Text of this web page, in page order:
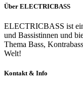
Über ELECTRICBASS
ELECTRICBASS ist
und Bassistinnen und
Thema Bass,
Welt!
Kontakt & Info